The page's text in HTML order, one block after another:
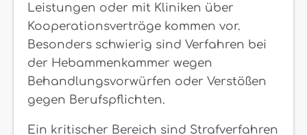
Leistungen oder mit Kliniken über
Kooperationsverträge kommen vor.
Besonders schwierig sind Verfahren bei
der Hebammenkammer wegen
Behandlungsvorwürfen oder Verstößen
gegen Berufspflichten.
Ein kritischer Bereich sind Strafverfahren